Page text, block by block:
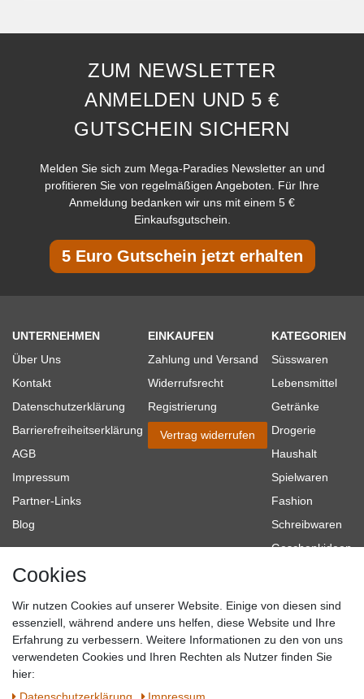
ZUM NEWSLETTER
ANMELDEN UND 5 €
GUTSCHEIN SICHERN
Melden Sie sich zum Mega-Paradies Newsletter an und
profitieren Sie von regelmäßigen Angeboten. Für Ihre
Anmeldung bedanken wir uns mit einem 5 €
Einkaufsgutschein.
5 Euro Gutschein jetzt erhalten
UNTERNEHMEN
Über Uns
Kontakt
Datenschutzerklärung
Barrierefreiheitserklärung
AGB
Impressum
Partner-Links
Blog
EINKAUFEN
Zahlung und Versand
Widerrufsrecht
Registrierung
Vertrag widerrufen
KATEGORIEN
Süsswaren
Lebensmittel
Getränke
Drogerie
Haushalt
Spielwaren
Fashion
Schreibwaren
Geschenkideen
Topmarken
SICHER EINKAUFEN WIR AKZEPTIEREN
Cookies
Wir nutzen Cookies auf unserer Website. Einige von diesen sind
essenziell, während andere uns helfen, diese Website und Ihre
Erfahrung zu verbessern. Weitere Informationen zu den von uns
verwendeten Cookies und Ihren Rechten als Nutzer finden Sie
hier: